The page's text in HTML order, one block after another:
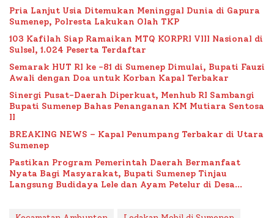
Pria Lanjut Usia Ditemukan Meninggal Dunia di Gapura
Sumenep, Polresta Lakukan Olah TKP
103 Kafilah Siap Ramaikan MTQ KORPRI VIII Nasional di
Sulsel, 1.024 Peserta Terdaftar
Semarak HUT RI ke -81 di Sumenep Dimulai, Bupati Fauzi
Awali dengan Doa untuk Korban Kapal Terbakar
Sinergi Pusat-Daerah Diperkuat, Menhub RI Sambangi
Bupati Sumenep Bahas Penanganan KM Mutiara Sentosa
II
BREAKING NEWS – Kapal Penumpang Terbakar di Utara
Sumenep
Pastikan Program Pemerintah Daerah Bermanfaat
Nyata Bagi Masyarakat, Bupati Sumenep Tinjau
Langsung Budidaya Lele dan Ayam Petelur di Desa